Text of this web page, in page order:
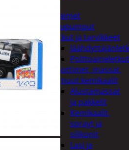
Avaimet
Imupumput
Letkut ja tarvikkeet
Polttoaineletkut
Liuottimet, massat,
ja muut kemikaalit
Alustamassat
ja pakkelit
Kemikaalit,
sprayt ja
silikonit
Lasi ja